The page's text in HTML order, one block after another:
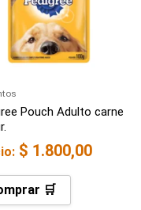
Pouch Adulto carne
$ 1.800,00
🛒